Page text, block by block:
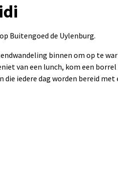
Buitengoed de Uylenburg.
binnen om op te
van een lunch, kom een
die iedere dag worden bereid